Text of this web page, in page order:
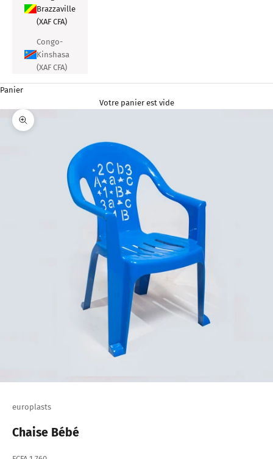
Brazzaville
(XAF CFA)
Congo-
Kinshasa
(XAF CFA)
Panier
Votre panier est vide
Zoomer sur l'image
europlasts
Chaise Bébé